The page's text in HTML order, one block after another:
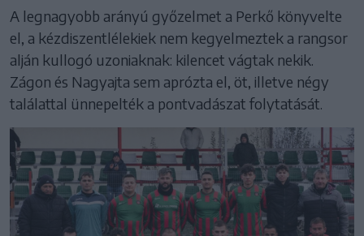
A legnagyobb arányú győzelmet a Perkő könyvelte
el, a kézdiszentlélekiek nem kegyelmeztek a rangsor
alján kullogó uzoniaknak: kilencet vágtak nekik.
Zágon és Nagyajta sem aprózta el, öt, illetve négy
találattal ünnepelték a pontvadászat folytatását.